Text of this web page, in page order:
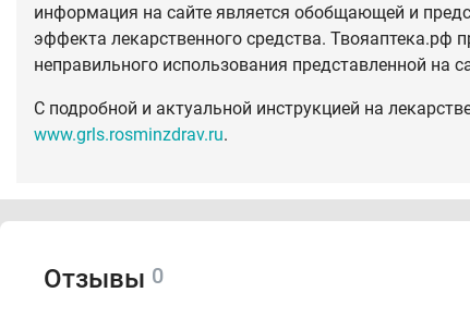
информация на сайте является обобщающей и
эффекта лекарственного средства. Твояаптека.рф
неправильного использования представленной на
С подробной и актуальной инструкцией на
www.grls.rosminzdrav.ru.
Отзывы 0